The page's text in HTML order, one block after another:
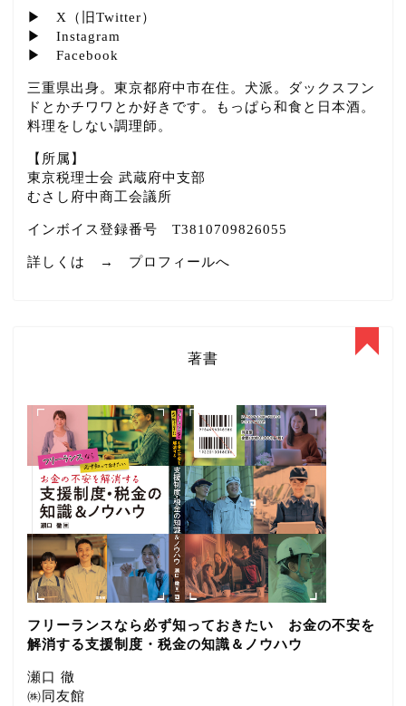
▶ X（旧Twitter）
▶ Instagram
▶ Facebook
三重県出身。東京都府中市在住。犬派。ダックスフン
ドとかチワワとか好きです。もっぱら和食と日本酒。
料理をしない調理師。
【所属】
東京税理士会 武蔵府中支部
むさし府中商工会議所
インボイス登録番号 T3810709826055
詳しくは → プロフィールへ
著書
フリーランスなら必ず知っておきたい お金の不安を
解消する支援制度・税金の知識＆ノウハウ
瀬口 徹
㈱同友館